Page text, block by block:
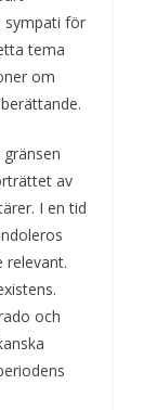
sympati för
tema
om
av
I en tid
relevant.
och